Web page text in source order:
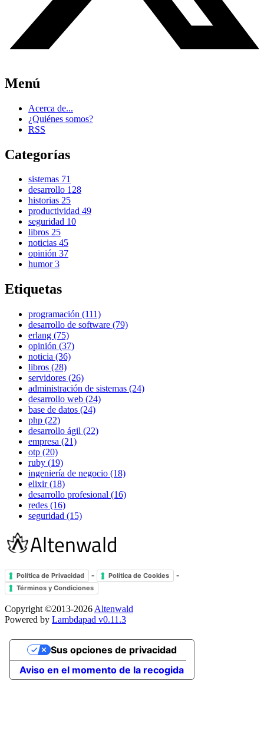
Menú
Acerca de...
¿Quiénes somos?
RSS
Categorías
sistemas 71
desarrollo 128
historias 25
productividad 49
seguridad 10
libros 25
noticias 45
opinión 37
humor3
Etiquetas
programación (111)
desarrollo de software (79)
erlang (75)
opinión (37)
noticia (36)
libros (28)
servidores (26)
administración de sistemas (24)
desarrollo web (24)
base de datos (24)
php (22)
desarrollo ágil (22)
empresa (21)
otp (20)
ruby (19)
ingeniería de negocio (18)
elixir (18)
desarrollo profesional (16)
redes (16)
seguridad (15)
Política de Privacidad - Política de Cookies -
Términos y Condiciones
Copyright ©2013-2026 Altenwald
Powered by Lambdapad v0.11.3
Aviso en el momento de la recogida
Sus opciones de privacidad